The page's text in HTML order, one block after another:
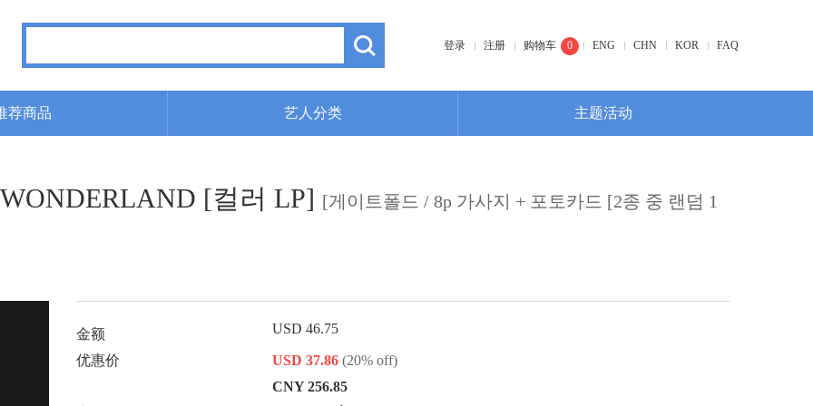
登录 注册 购物车 0 ENG CHN KOR FAQ
荐商品 艺人分类 主题活动
[컬러 LP] [게이트폴드 / 8p 가사지 + 포토카드 [2종 중 랜덤 1
金额 USD 46.75
优惠价 USD 37.86 (20% off)
CNY 256.85